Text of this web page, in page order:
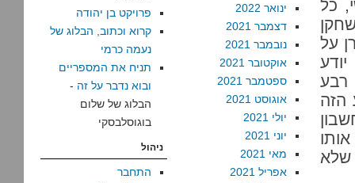
כל
על
רבע
הזה
שלא
ינואר 2022
דצמבר 2021
נובמבר 2021
אוקטובר 2021
ספטמבר 2021
אוגוסט 2021
יולי 2021
יוני 2021
מאי 2021
אפריל 2021
פרויקט בן יהודה
קרוא וכתוב, הבלוג של
נעמה כרמי
תניח את המספריים
ובוא נדבר על זה -
הבלוג של שלום
בוגוסלבסקי
ניהול
התחבר